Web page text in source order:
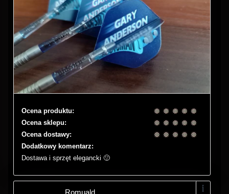
Ocena produktu:
Ocena sklepu:
Ocena dostawy:
Dodatkowy komentarz:
Dostawa i sprzęt elegancki 🙂
Romuald